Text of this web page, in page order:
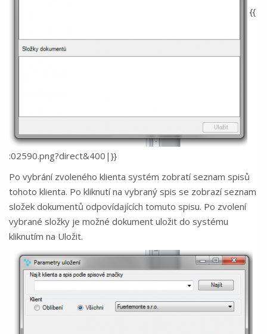
{{
:02590.png?direct&400|}}
Po vybrání zvoleného klienta systém zobratí seznam spisů
tohoto klienta. Po kliknutí na vybraný spis se zobrazí seznam
složek dokumentů odpovídajících tomuto spisu. Po zvolení
vybrané složky je možné dokument uložit do systému
kliknutím na Uložit.